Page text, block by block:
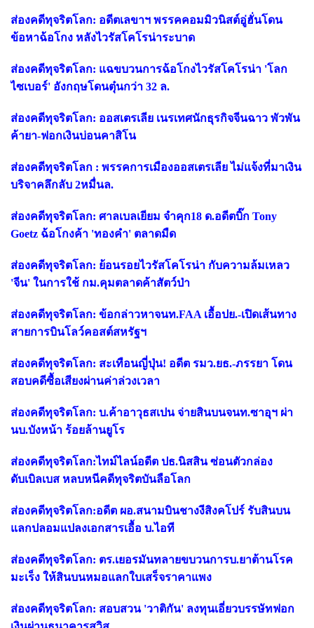
ส่องคดีทุจริตโลก: อดีตเลขาฯ พรรคคอมมิวนิสต์อู่ฮั่นโดน
ข้อหาฉ้อโกง หลังไวรัสโคโรน่าระบาด
ส่องคดีทุจริตโลก: แฉขบวนการฉ้อโกงไวรัสโคโรน่า 'โลก
ไซเบอร์' อังกฤษโดนตุ๋นกว่า 32 ล.
ส่องคดีทุจริตโลก: ออสเตรเลีย เนรเทศนักธุรกิจจีนฉาว พัวพัน
ค้ายา-ฟอกเงินบ่อนคาสิโน
ส่องคดีทุจริตโลก : พรรคการเมืองออสเตรเลีย ไม่แจ้งที่มาเงิน
บริจาคลึกลับ 2หมื่นล.
ส่องคดีทุจริตโลก: ศาลเบลเยียม จำคุก18 ด.อดีตบิ๊ก Tony
Goetz ฉ้อโกงค้า 'ทองคำ' ตลาดมืด
ส่องคดีทุจริตโลก: ย้อนรอยไวรัสโคโรน่า กับความล้มเหลว
'จีน' ในการใช้ กม.คุมตลาดค้าสัตว์ป่า
ส่องคดีทุจริตโลก: ข้อกล่าวหาจนท.FAA เอื้อปย.-เปิดเส้นทาง
สายการบินโลว์คอสต์สหรัฐฯ
ส่องคดีทุจริตโลก: สะเทือนญี่ปุ่น! อดีต รมว.ยธ.-ภรรยา โดน
สอบคดีซื้อเสียงผ่านค่าล่วงเวลา
ส่องคดีทุจริตโลก: บ.ค้าอาวุธสเปน จ่ายสินบนจนท.ซาอุฯ ผ่า
นบ.บังหน้า ร้อยล้านยูโร
ส่องคดีทุจริตโลก:ไทม์ไลน์อดีต ปธ.นิสสิน ซ่อนตัวกล่อง
ดับเบิลเบส หลบหนีคดีทุจริตบันลือโลก
ส่องคดีทุจริตโลก:อดีต ผอ.สนามบินชางงีสิงคโปร์ รับสินบน
แลกปลอมแปลงเอกสารเอื้อ บ.ไอที
ส่องคดีทุจริตโลก: ตร.เยอรมันทลายขบวนการบ.ยาต้านโรค
มะเร็ง ให้สินบนหมอแลกใบเสร็จราคาแพง
ส่องคดีทุจริตโลก: สอบสวน 'วาติกัน' ลงทุนเอี่ยวบรรษัทฟอก